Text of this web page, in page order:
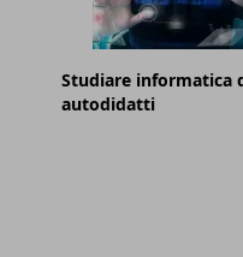
Studiare informatica
autodidatti